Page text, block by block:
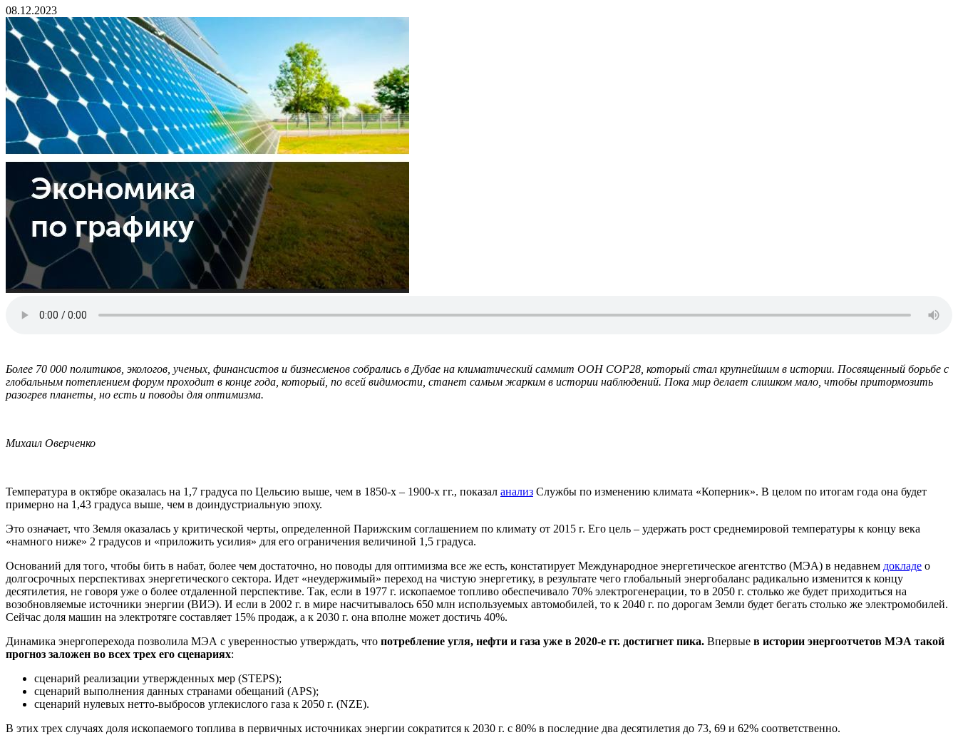
08.12.2023
Более 70 000 политиков, экологов, ученых, финансистов и бизнесменов собрались в Дубае на климатический саммит ООН COP28, который стал крупнейшим в истории. Посвященный борьбе с
глобальным потеплением форум проходит в конце года, который, по всей видимости, станет самым жарким в истории наблюдений. Пока мир делает слишком мало, чтобы притормозить
разогрев планеты, но есть и поводы для оптимизма.
Михаил Оверченко
Температура в октябре оказалась на 1,7 градуса по Цельсию выше, чем в 1850-х – 1900-х гг., показал анализ Службы по изменению климата «Коперник». В целом по итогам года она будет
примерно на 1,43 градуса выше, чем в доиндустриальную эпоху.
Это означает, что Земля оказалась у критической черты, определенной Парижским соглашением по климату от 2015 г. Его цель – удержать рост среднемировой температуры к концу века
«намного ниже» 2 градусов и «приложить усилия» для его ограничения величиной 1,5 градуса.
Оснований для того, чтобы бить в набат, более чем достаточно, но поводы для оптимизма все же есть, констатирует Международное энергетическое агентство (МЭА) в недавнем докладе о
долгосрочных перспективах энергетического сектора. Идет «неудержимый» переход на чистую энергетику, в результате чего глобальный энергобаланс радикально изменится к концу
десятилетия, не говоря уже о более отдаленной перспективе. Так, если в 1977 г. ископаемое топливо обеспечивало 70% электрогенерации, то в 2050 г. столько же будет приходиться на
возобновляемые источники энергии (ВИЭ). И если в 2002 г. в мире насчитывалось 650 млн используемых автомобилей, то к 2040 г. по дорогам Земли будет бегать столько же электромобилей.
Сейчас доля машин на электротяге составляет 15% продаж, а к 2030 г. она вполне может достичь 40%.
Динамика энергоперехода позволила МЭА с уверенностью утверждать, что потребление угля, нефти и газа уже в 2020-е гг. достигнет пика. Впервые в истории энергоотчетов МЭА такой
прогноз заложен во всех трех его сценариях:
сценарий реализации утвержденных мер (STEPS);
сценарий выполнения данных странами обещаний (APS);
сценарий нулевых нетто-выбросов углекислого газа к 2050 г. (NZE).
В этих трех случаях доля ископаемого топлива в первичных источниках энергии сократится к 2030 г. с 80% в последние два десятилетия до 73, 69 и 62% соответственно.